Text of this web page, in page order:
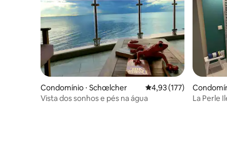
Condomínio ⋅ Schœlcher 4,93 de uma avaliação
4,93 (177)
Vista dos sonhos e pés na água
La Perle